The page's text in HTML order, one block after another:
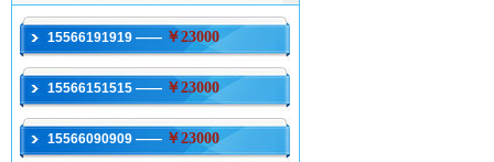
15566191919 —— ￥23000
15566151515 —— ￥23000
15566090909 —— ￥23000